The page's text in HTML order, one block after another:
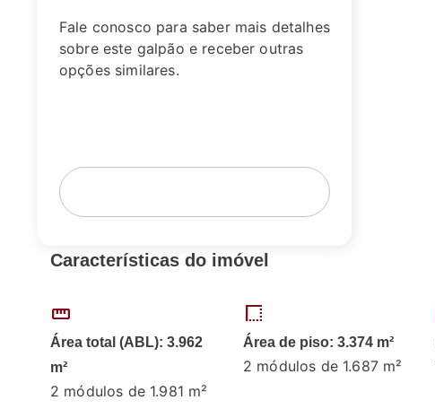
Fale conosco para saber mais detalhes
sobre este galpão e receber outras
opções similares.
Características do imóvel
straighten
Área total (ABL): 3.962
m²
2 módulos de 1.981 m²
border_style
Área de piso: 3.374 m²
2 módulos de 1.687 m²